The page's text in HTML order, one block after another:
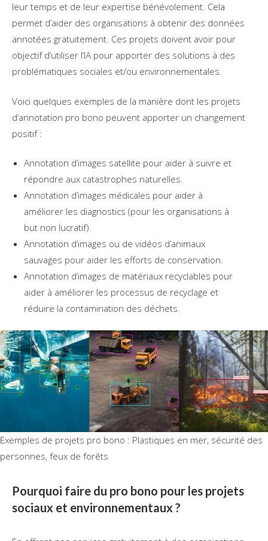
leur temps et de leur expertise bénévolement. Cela
permet d’aider des organisations à obtenir des données
annotées gratuitement. Ces projets doivent avoir pour
objectif d’utiliser l’IA pour apporter des solutions à des
problématiques sociales et/ou environnementales.
Voici quelques exemples de la manière dont les projets
d’annotation pro bono peuvent apporter un changement
positif :
Annotation d’images satellite pour aider à suivre et
répondre aux catastrophes naturelles.
Annotation d’images médicales pour aider à
améliorer les diagnostics (pour les organisations à
but non lucratif).
Annotation d’images ou de vidéos d’animaux
sauvages pour aider les efforts de conservation.
Annotation d’images de matériaux recyclables pour
aider à améliorer les processus de recyclage et
réduire la contamination des déchets.
Exemples de projets pro bono : Plastiques en mer, sécurité des
personnes, feux de forêts
Pourquoi faire du pro bono pour les projets
sociaux et environnementaux ?